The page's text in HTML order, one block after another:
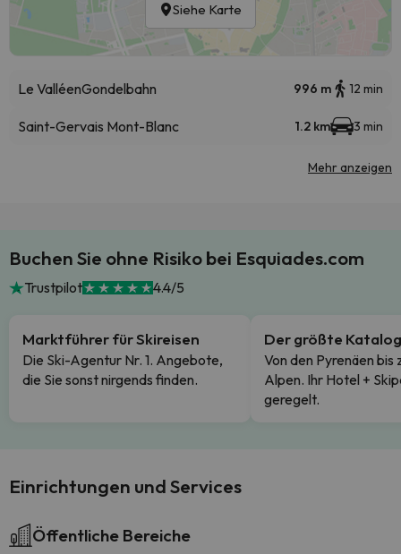
Siehe Karte
Le ValléenGondelbahn 996 m 12 min
Saint-Gervais Mont-Blanc 1.2 km 3 min
Mehr anzeigen
Buchen Sie ohne Risiko bei Esquiades.com
Trustpilot 4.4/5
Marktführer für Skireisen
Die Ski-Agentur Nr. 1. Angebote,
die Sie sonst nirgends finden.
Der größte Katalog
Von den Pyrenäen bis
Alpen. Ihr Hotel +
geregelt.
Einrichtungen und Services
Öffentliche Bereiche